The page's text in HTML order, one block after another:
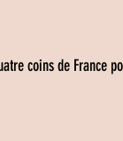
coins de France